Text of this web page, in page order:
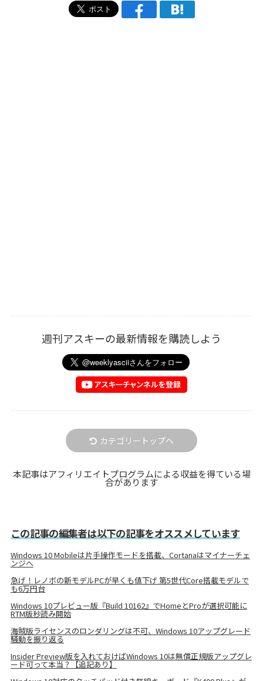
週刊アスキーの最新情報を購読しよう
カテゴリートップへ
本記事はアフィリエイトプログラムによる収益を得ている場
合があります
この記事の編集者は以下の記事をオススメしています
Windows 10 Mobileは片手操作モードを搭載、Cortanaはマイナーチェ
ンジへ
急げ！レノボの新モデルPCが早くも値下げ 第5世代Core搭載モデルで
も6万円台
Windows 10プレビュー版『Build 10162』でHomeとProが選択可能に
RTM版秒読み開始
海賊版ライセンスのロンダリングは不可、Windows 10アップグレード
騒動を振り返る
Insider Preview版を入れておけばWindows 10は無償正規版アップグレ
ード可って本当？【追記あり】